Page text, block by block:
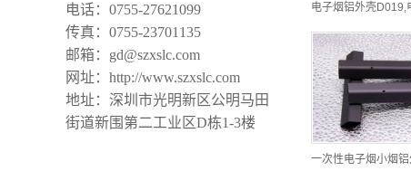
电话：0755-27621099
传真：0755-23701135
邮箱：gd@szxslc.com
网址：http://www.szxslc.com
地址：深圳市光明新区公明马田
街道新围第二工业区D栋1-3楼
电子烟铝外壳D019,
一次性电子烟小烟铝